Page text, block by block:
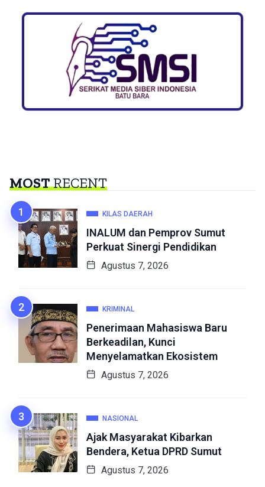
MOSTRECENT
KILAS DAERAH
INALUM dan Pemprov Sumut
Perkuat Sinergi Pendidikan
Agustus 7, 2026
KRIMINAL
Penerimaan Mahasiswa Baru
Berkeadilan, Kunci
Menyelamatkan Ekosistem
Agustus 7, 2026
NASIONAL
Ajak Masyarakat Kibarkan
Bendera, Ketua DPRD Sumut
Agustus 7, 2026